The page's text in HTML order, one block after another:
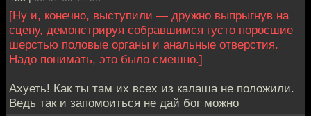
[Ну и, конечно, выступили — дружно выпрыгнув на
сцену, демонстрируя собравшимся густо поросшие
шерстью половые органы и анальные отверстия.
Надо понимать, это было смешно.]
Ахуеть! Как ты там их всех из калаша не положили.
Ведь так и запомоиться не дай бог можно